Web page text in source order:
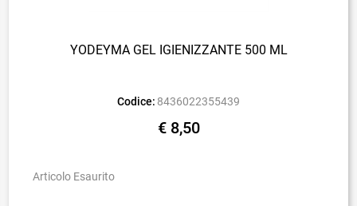
YODEYMA GEL IGIENIZZANTE 500 ML
Codice: 8436022355439
€ 8,50
Articolo Esaurito